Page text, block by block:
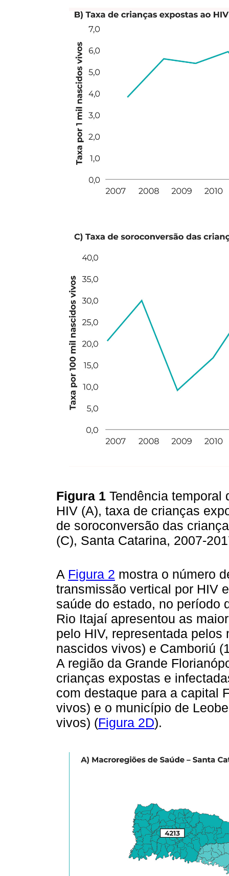
Figura 1 Tendência temporal
HIV (A), taxa de crianças
de soroconversão das
(C), Santa Catarina, 2007-
A Figura 2 mostra o número
transmissão vertical por HIV
saúde do estado, no período
Rio Itajaí apresentou as
pelo HIV, representada
nascidos vivos) e Camboriú
A região da Grande
crianças expostas e
com destaque para a capital
vivos) e o município de
vivos) (Figura 2D).